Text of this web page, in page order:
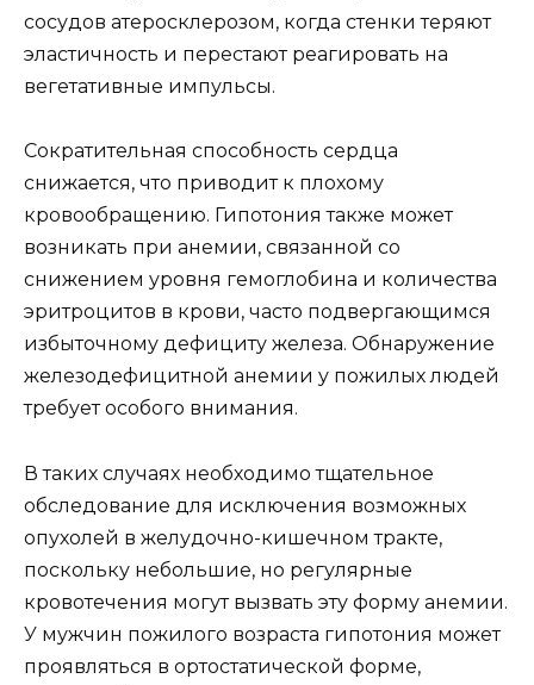
сосудов атеросклерозом, когда стенки теряют
эластичность и перестают реагировать на
вегетативные импульсы.
Сократительная способность сердца
снижается, что приводит к плохому
кровообращению. Гипотония также может
возникать при анемии, связанной со
снижением уровня гемоглобина и количества
эритроцитов в крови, часто подвергающимся
избыточному дефициту железа. Обнаружение
железодефицитной анемии у пожилых людей
требует особого внимания.
В таких случаях необходимо тщательное
обследование для исключения возможных
опухолей в желудочно-кишечном тракте,
поскольку небольшие, но регулярные
кровотечения могут вызвать эту форму анемии.
У мужчин пожилого возраста гипотония может
проявляться в ортостатической форме,